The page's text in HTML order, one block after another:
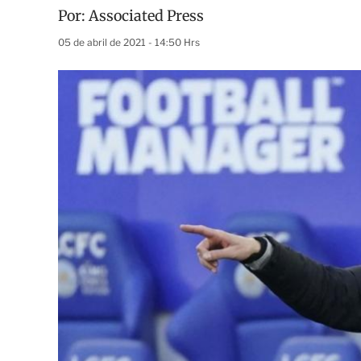
Por:Associated Press
05 de abril de 2021 - 14:50 Hrs